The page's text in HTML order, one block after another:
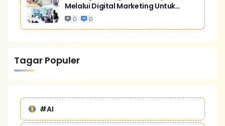
Melalui Digital Marketing Untuk
Bisnis Yang Lebih Kompetitif
0 0
Tagar Populer
#AI